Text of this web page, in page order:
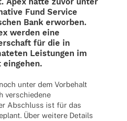
. Apex hatte zuvor unter
Fund Service
Bank erwor­ben.
werden eine
für die in
Leis­tun­gen im
eingehen.
unter dem Vorbe­halt
verschie­dene
Abschluss ist für das
Über weitere Details